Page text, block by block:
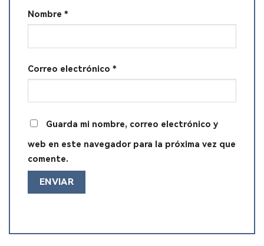
Nombre *
Correo electrónico *
Guarda mi nombre, correo electrónico y
web en este navegador para la próxima vez que
comente.